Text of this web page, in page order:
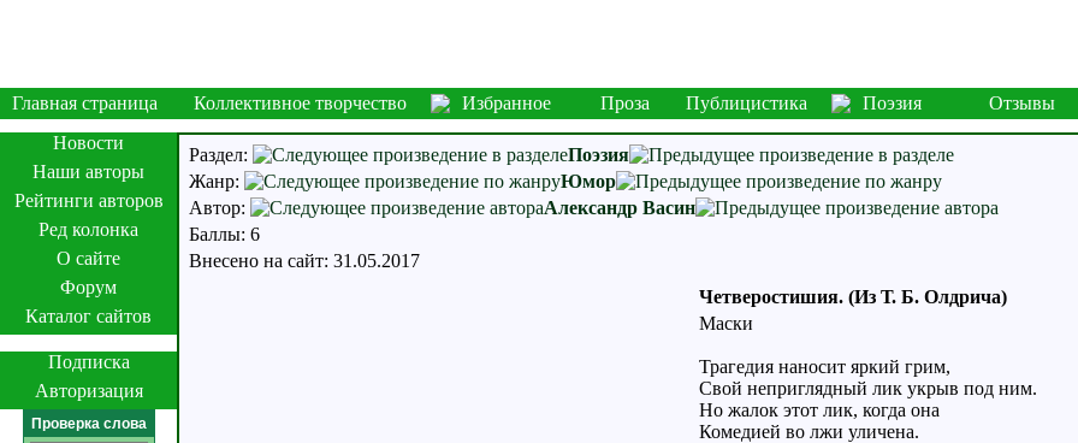
Главная страница Коллективное творчество Избранное Проза Публицистика Поэзия
Отзывы
Новости
Наши авторы
Рейтинги авторов
Ред колонка
О сайте
Форум
Каталог сайтов
Подписка
Авторизация
Проверка слова
Раздел:
Поэзия
Жанр:
Юмор
Автор:
Александр Васин
Баллы: 6
Внесено на сайт: 31.05.2017
Четверостишия. (Из Т. Б. Олдрича)
Маски
Трагедия наносит яркий грим,
Свой неприглядный лик укрыв под ним.
Но жалок этот лик, когда она
Комедией во лжи уличена.